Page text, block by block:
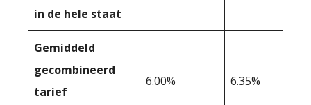
in de hele staat
Gemiddeld
gecombineerd
tarief
6.00% 6.35%